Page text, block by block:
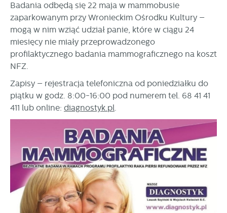
Badania odbędą się 22 maja w mammobusie
zaparkowanym przy Wronieckim Ośrodku Kultury –
mogą w nim wziąć udział panie, które w ciągu 24
miesięcy nie miały przeprowadzonego
profilaktycznego badania mammograficznego na koszt
NFZ.
Zapisy – rejestracja telefoniczna od poniedziałku do
piątku w godz. 8:00-16:00 pod numerem tel. 68 41 41
411 lub online: diagnostyk.pl.
częstotliwości, z jaką odwiedzane są nasze serwisy www.
Dane pozwalają nam na ocenę naszych serwisów
internetowych pod względem ich popularności wśród
użytkowników. Zgromadzone informacje są przetwarzane w
formie zanonimizowanej. Wyrażenie zgody na analityczne
pliki cookies gwarantuje dostępność wszystkich
funkcjonalności.
Reklamowe
Dzięki reklamowym plikom cookies prezentujemy Ci
najciekawsze informacje i aktualności na stronach naszych
partnerów.
komunikatów na podstawie analizy Twoich upodobań oraz
Twoich zwyczajów dotyczących przeglądanej witryny
internetowej. Treści promocyjne mogą pojawić się na
stronach podmiotów trzecich lub firm będących naszymi
partnerami oraz innych dostawców usług. Firmy te działają
w charakterze pośredników prezentujących nasze treści w
postaci wiadomości, ofert, komunikatów mediów
społecznościowych.